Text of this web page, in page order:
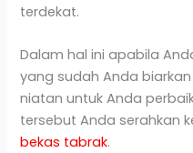
terdekat.
Dalam hal ini apabila
yang sudah Anda
niatan untuk Anda
tersebut Anda serahkan
bekas tabrak.